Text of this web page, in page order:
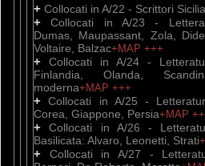
+ Collocati in A/22 - Scrittori Sicilia
+Collocati in A/23 -
Dumas, Maupassant, Zola,
Voltaire, Balzac+MAP +++
+ Collocati in A/24 -
Finlandia, Olanda,
moderna+MAP +++
+Collocati in A/25 -
Corea, Giappone, Persia+MAP
+Collocati in A/26 -
Basilicata: Alvaro, Leonetti, Strati
+ Collocati in A/27 -